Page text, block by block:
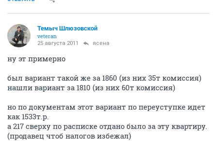
Темыч Шлюзовской
veteran
25 августа 2011 ясена
ну эт примерно
был вариант такой же за 1860 (из них 35т комиссия)
нашли вариант за 1810 (из них 60т комиссия)
но по документам этот вариант по переуступке идет
как 1533т.р.
а 217 сверху по расписке отдано было за эту квартиру.
(продавец чтоб налогов избежал)